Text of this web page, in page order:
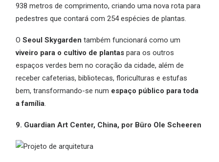
938 metros de comprimento, criando uma nova rota para
pedestres que contará com 254 espécies de plantas.
O Seoul Skygarden também funcionará como um
viveiro para o cultivo de plantas para os outros
espaços verdes bem no coração da cidade, além de
receber cafeterias, bibliotecas, floriculturas e estufas
bem, transformando-se num espaço público para toda
a família.
9. Guardian Art Center, China, por Büro Ole Scheeren